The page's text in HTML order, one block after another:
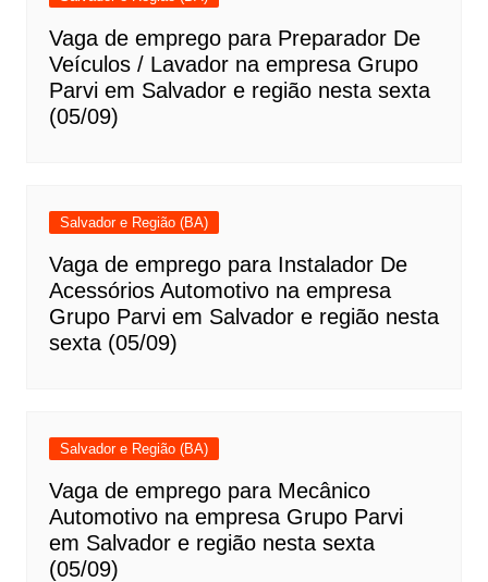
Vaga de emprego para Preparador De
Veículos / Lavador na empresa Grupo
Parvi em Salvador e região nesta sexta
(05/09)
Salvador e Região (BA)
Vaga de emprego para Instalador De
Acessórios Automotivo na empresa
Grupo Parvi em Salvador e região nesta
sexta (05/09)
Salvador e Região (BA)
Vaga de emprego para Mecânico
Automotivo na empresa Grupo Parvi
em Salvador e região nesta sexta
(05/09)